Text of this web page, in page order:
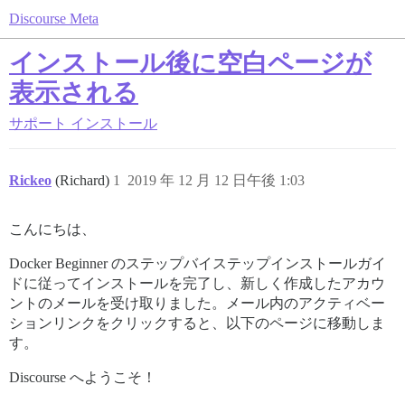
Discourse Meta
インストール後に空白ページが
表示される
サポート インストール
Rickeo (Richard) 2019 年 12 月 12 日午後 1:03
1
こんにちは、
Docker Beginner のステップバイステップインストールガイ
ドに従ってインストールを完了し、新しく作成したアカウ
ントのメールを受け取りました。メール内のアクティベー
ションリンクをクリックすると、以下のページに移動しま
す。
Discourse へようこそ！